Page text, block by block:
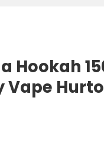
Hookah
Vape